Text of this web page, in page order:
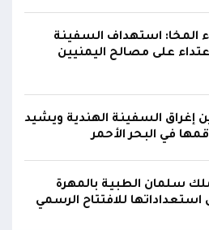
يُصدر قراراً بتعيين يحيى
لقطاع الأمن الداخلي، وأحمد
لقطاع الأمن الخارجي؛ في
الدولة
المخا: استهداف السفينة
على مصالح اليمنيين
إغراق السفينة الهندية ويشيد
في البحر الأحمر
سلمان الطبية بالمهرة
للافتتاح الرسمي